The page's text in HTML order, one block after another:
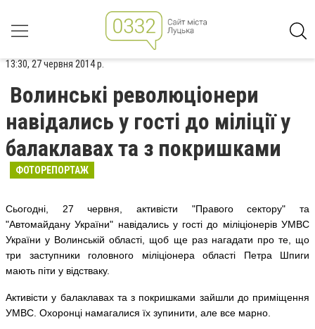
13:30, 27 червня 2014 р.
Волинські революціонери
навідались у гості до міліції у
балаклавах та з покришками
ФОТОРЕПОРТАЖ
Сьогодні, 27 червня, активісти "Правого сектору" та
"Автомайдану України" навідались у гості до міліціонерів УМВС
України у Волинській області, щоб ще раз нагадати про те, що
три заступники головного міліціонера області Петра Шпиги
мають піти у відстваку.
Активісти у балаклавах та з покришками зайшли до приміщення
УМВС. Охоронці намагалися їх зупинити, але все марно.